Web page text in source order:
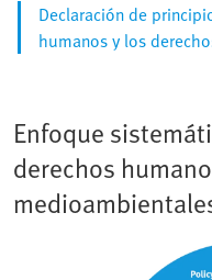
Declaración de
humanos y los
Enfoque
derechos